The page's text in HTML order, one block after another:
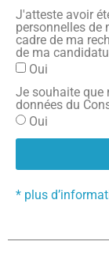
J'atteste avoir
personnelles de
cadre de ma
de ma
Oui
Je souhaite que
données du
Oui
* plus